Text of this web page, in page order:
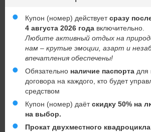
Купон (номер) действуетсразу
4 августа 2026 года включительно.
Любите активный отдых на
нам – крутые эмоции, азарт и
впечатления обеспечены!
Обязательно наличие паспорта для
договора на каждого, кто будет
средством
Купон (номер) даётскидку 50% на
на выбор.
Прокат двухместного